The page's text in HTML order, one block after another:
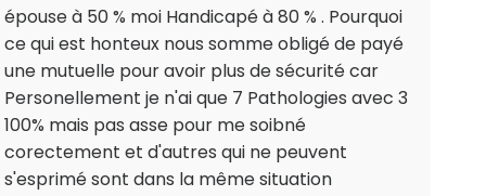
épouse à 50 % moi Handicapé à 80 % . Pourquoi
ce qui est honteux nous somme obligé de payé
une mutuelle pour avoir plus de sécurité car
Personellement je n'ai que 7 Pathologies avec 3
100% mais pas asse pour me soibné
corectement et d'autres qui ne peuvent
s'esprimé sont dans la même situation